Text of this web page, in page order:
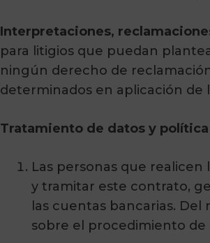
Interpretaciones,
para litigios que puedan
ningún derecho de
determinados en aplicación de
Tratamiento de datos y
Las personas que
y tramitar este contrato,
las cuentas bancarias.
sobre el procedimiento de